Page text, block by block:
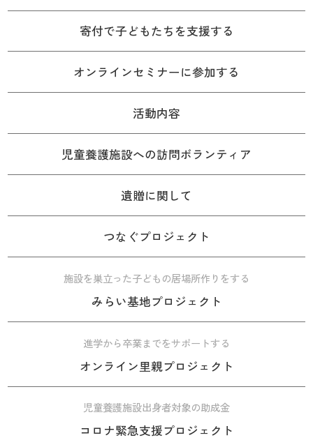
寄付で子どもたちを支援する
オンラインセミナーに参加する
活動内容
児童養護施設への訪問ボランティア
遺贈に関して
つなぐプロジェクト
施設を巣立った子どもの居場所作りをする
みらい基地プロジェクト
進学から卒業までをサポートする
オンライン里親プロジェクト
児童養護施設出身者対象の助成金
コロナ緊急支援プロジェクト